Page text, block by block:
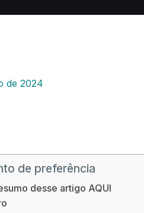
de 2024
de preferência
desse artigo AQUI